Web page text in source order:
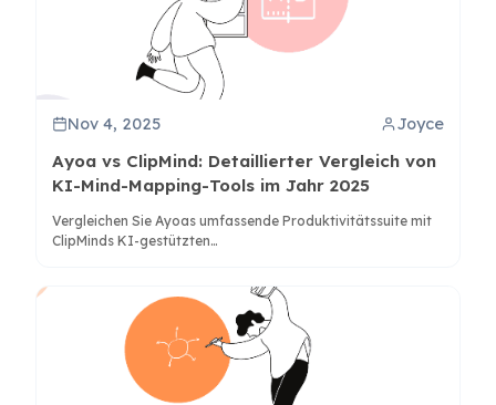
Nov 4, 2025 Joyce
Ayoa vs ClipMind: Detaillierter Vergleich von
KI-Mind-Mapping-Tools im Jahr 2025
Vergleichen Sie Ayoas umfassende Produktivitätssuite mit
ClipMinds KI-gestützten